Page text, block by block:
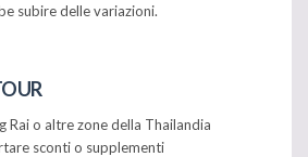
subire delle variazioni.
Rai o altre zone della Thailandia
sconti o supplementi